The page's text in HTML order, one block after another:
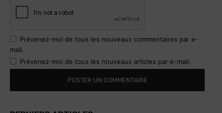
Prévenez-moi de tous les nouveaux commentaires par e-
mail.
Prévenez-moi de tous les nouveaux articles par e-mail.